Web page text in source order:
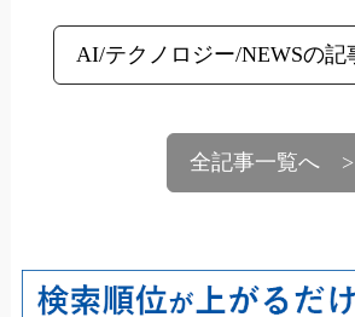
AI/テクノロジー/NEWSの記
全記事一覧へ